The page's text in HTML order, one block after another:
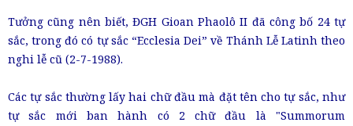
Tưởng cũng nên biết, ĐGH Gioan Phaolô II đã công bố 24 tự
sắc, trong đó có tự sắc “Ecclesia Dei” về Thánh Lễ Latinh theo
nghi lễ cũ (2-7-1988).
Các tự sắc thường lấy hai chữ đầu mà đặt tên cho tự sắc, như
tự sắc mới ban hành có 2 chữ đầu là "Summorum